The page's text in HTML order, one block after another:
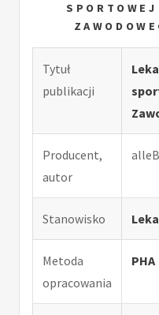
Tytuł
publikacji
Producent,
autor
Stanowisko
Metoda
opracowania
PHA